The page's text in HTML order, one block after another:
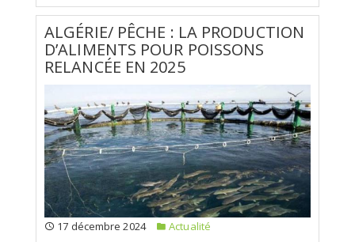
ALGÉRIE/ PÊCHE : LA PRODUCTION
D’ALIMENTS POUR POISSONS
RELANCÉE EN 2025
17 décembre 2024
Actualité